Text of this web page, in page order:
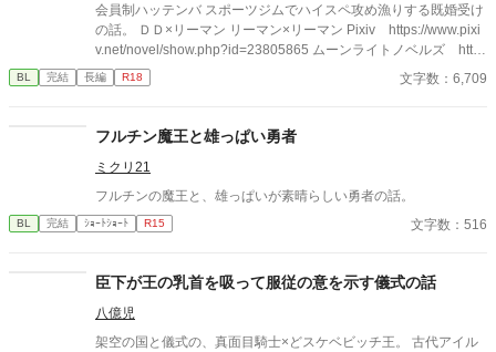
会員制ハッテンバ スポーツジムでハイスペ攻め漁りする既婚受け
の話。 ＤＤ×リーマン リーマン×リーマン Pixiv https://www.pixi
v.net/novel/show.php?id=23805865 ムーンライトノベルズ http
s://novel18.syosetu.com/n1822jz/ fujossy https://fujossy.jp/book
s/30691
BL 完結 長編 R18 文字数：6,709
フルチン魔王と雄っぱい勇者
ミクリ21
フルチンの魔王と、雄っぱいが素晴らしい勇者の話。
BL 完結 ｼｮｰﾄｼｮｰﾄ R15 文字数：516
臣下が王の乳首を吸って服従の意を示す儀式の話
八億児
架空の国と儀式の、真面目騎士×どスケベビッチ王。 古代アイル